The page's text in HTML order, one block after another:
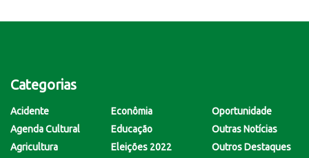
Categorias
Acidente
Agenda Cultural
Agricultura
Econômia
Educação
Eleições 2022
Oportunidade
Outras Notícias
Outros Destaques